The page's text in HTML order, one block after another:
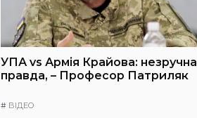
УПА vs Армія Крайова: незручна
правда, – Професор Патриляк
# ВІДЕО